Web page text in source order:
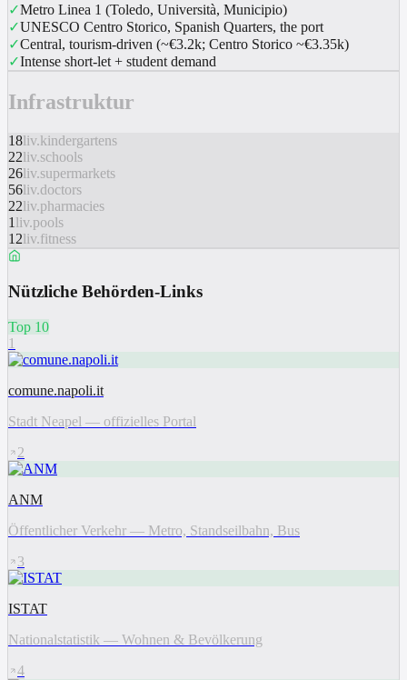
✓Metro Linea 1 (Toledo, Università, Municipio)
✓UNESCO Centro Storico, Spanish Quarters, the port
✓Central, tourism-driven (~€3.2k; Centro Storico ~€3.35k)
✓Intense short-let + student demand
Infrastruktur
18liv.kindergartens
22liv.schools
26liv.supermarkets
56liv.doctors
22liv.pharmacies
1 liv.pools
12liv.fitness
Nützliche Behörden-Links
Top 10
1
comune.napoli.it
Stadt Neapel — offizielles Portal
2
ANM
Öffentlicher Verkehr — Metro, Standseilbahn, Bus
3
ISTAT
Nationalstatistik — Wohnen & Bevölkerung
4